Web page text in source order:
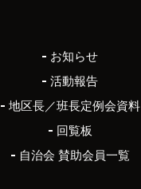
お知らせ
活動報告
地区長／班長定例会資料
回覧板
自治会 賛助会員一覧